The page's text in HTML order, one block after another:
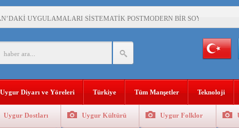
UYGULAMALARI SİSTEMATİK POSTMODERN BİR SOYKIRIMDIR!
DOÇ.DR.KAAN : DOĞU TÜRKİSTAN BİZİM KIRMIZI ÇİZGİMİZDİR!”
ÖVEN DİYANET AKADEMİSİ BAŞKANI’NA TEPKİLER SÜRÜYOR
MESAJİ : 05.07.2009 URUMÇİ ŞEHİTLERİNİ RAHMETLE ANIYORUZ
Uygur Diyarı ve Yöreleri Türkiye Tüm Manşetler Teknoloji
Uygur Dostları Uygur Kültürü Uygur Folklor